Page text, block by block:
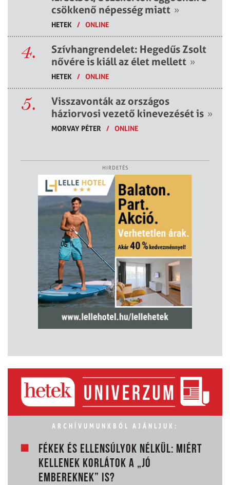
csökkenő népesség miatt »
HETEK / ONLINE
4.
Szívhangrendelet: Hegedűs Zsolt
nővére is kiáll az élet mellett »
HETEK / ONLINE
5.
Visszavonták az országos
háziorvosi vezető kinevezését is »
MORVAY PÉTER / ONLINE
HIRDETÉS
ARCHÍVUMUNKBÓL AJÁNLJUK:
FÉKEK ÉS ELLENSÚLYOK NÉLKÜL: MIÉRT
KELLENEK KORLÁTOK A „JÓ
EMBEREKNEK” IS?